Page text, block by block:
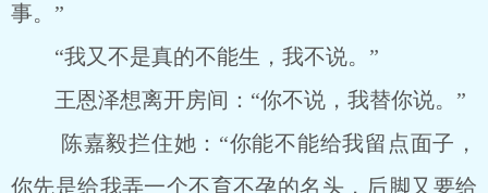
事。”
“我又不是真的不能生，我不说。”
王恩泽想离开房间：“你不说，我替你说。”
陈嘉毅拦住她：“你能不能给我留点面子，
你先是给我弄一个不育不孕的名头，后脚又要给